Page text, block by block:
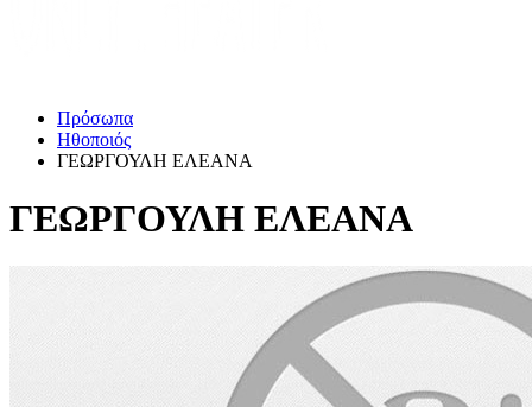
Πρόσωπα
Ηθοποιός
ΓΕΩΡΓΟΥΛΗ ΕΛΕΑΝΑ
ΓΕΩΡΓΟΥΛΗ ΕΛΕΑΝΑ